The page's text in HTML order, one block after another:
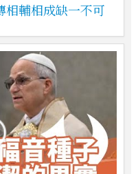
相輔相成缺一不可